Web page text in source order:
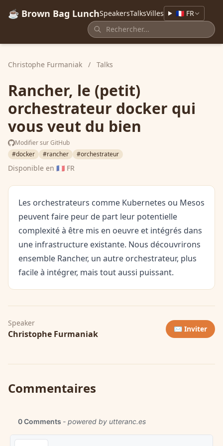
☕ Brown Bag LunchSpeakersTalksVilles 🇫🇷 FR
Christophe Furmaniak / Talks
Rancher, le (petit)
orchestrateur docker qui
vous veut du bien
Modifier sur GitHub
#docker
#rancher #orchestrateur
Disponible en 🇫🇷 FR
Les orchestrateurs comme Kubernetes ou Mesos
peuvent faire peur de part leur potentielle
complexité à être mis en oeuvre et intégrés dans
une infrastructure existante. Nous découvrirons
ensemble Rancher, un autre orchestrateur, plus
facile à intégrer, mais tout aussi puissant.
Speaker
Christophe Furmaniak ✉️ Inviter
Commentaires